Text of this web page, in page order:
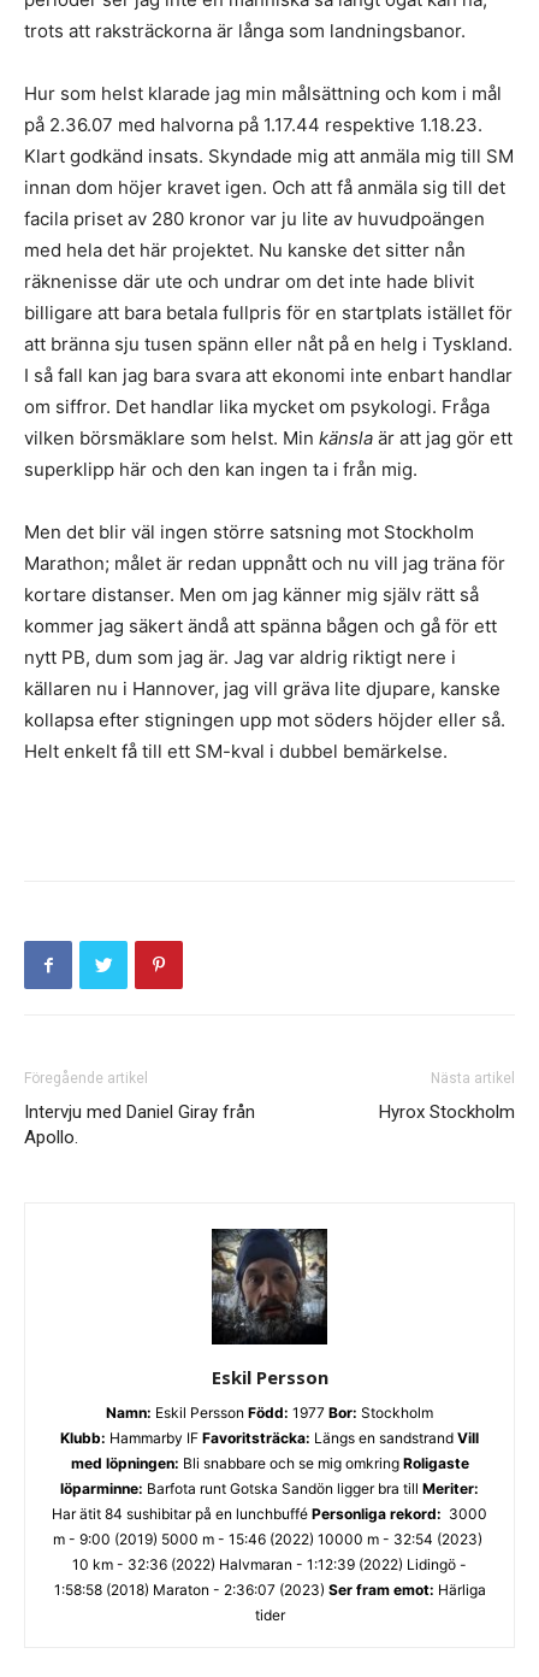
trots att raksträckorna är långa som landningsbanor.
Hur som helst klarade jag min målsättning och kom i mål
på 2.36.07 med halvorna på 1.17.44 respektive 1.18.23.
Klart godkänd insats. Skyndade mig att anmäla mig till SM
innan dom höjer kravet igen. Och att få anmäla sig till det
facila priset av 280 kronor var ju lite av huvudpoängen
med hela det här projektet. Nu kanske det sitter nån
räknenisse där ute och undrar om det inte hade blivit
billigare att bara betala fullpris för en startplats istället för
att bränna sju tusen spänn eller nåt på en helg i Tyskland.
I så fall kan jag bara svara att ekonomi inte enbart handlar
om siffror. Det handlar lika mycket om psykologi. Fråga
vilken börsmäklare som helst. Min känsla är att jag gör ett
superklipp här och den kan ingen ta i från mig.
Men det blir väl ingen större satsning mot Stockholm
Marathon; målet är redan uppnått och nu vill jag träna för
kortare distanser. Men om jag känner mig själv rätt så
kommer jag säkert ändå att spänna bågen och gå för ett
nytt PB, dum som jag är. Jag var aldrig riktigt nere i
källaren nu i Hannover, jag vill gräva lite djupare, kanske
kollapsa efter stigningen upp mot söders höjder eller så.
Helt enkelt få till ett SM-kval i dubbel bemärkelse.
Föregående artikel
Intervju med Daniel Giray från
Apollo.
Nästa artikel
Hyrox Stockholm
Eskil Persson
Namn: Eskil Persson Född: 1977 Bor: Stockholm
Klubb: Hammarby IF Favoritsträcka: Längs en sandstrand Vill
med löpningen: Bli snabbare och se mig omkring Roligaste
löparminne: Barfota runt Gotska Sandön ligger bra till Meriter:
Har ätit 84 sushibitar på en lunchbuffé Personliga rekord: 3000
m - 9:00 (2019) 5000 m - 15:46 (2022) 10000 m - 32:54 (2023)
10 km - 32:36 (2022) Halvmaran - 1:12:39 (2022) Lidingö -
1:58:58 (2018) Maraton - 2:36:07 (2023) Ser fram emot: Härliga
tider